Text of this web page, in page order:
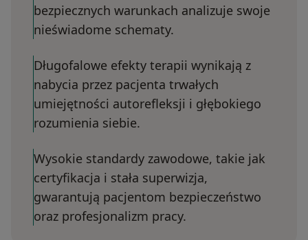
bezpiecznych warunkach analizuje swoje
nieświadome schematy.
Długofalowe efekty terapii wynikają z
nabycia przez pacjenta trwałych
umiejętności autorefleksji i głębokiego
rozumienia siebie.
Wysokie standardy zawodowe, takie jak
certyfikacja i stała superwizja,
gwarantują pacjentom bezpieczeństwo
oraz profesjonalizm pracy.